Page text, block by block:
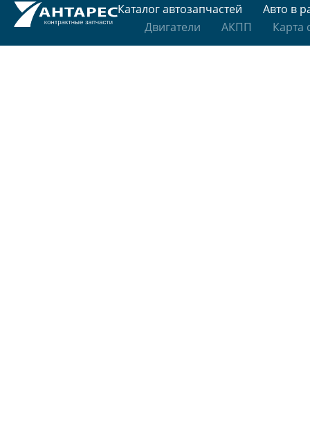
Каталог автозапчастей
Авто в
Двигатели
АКПП Карта